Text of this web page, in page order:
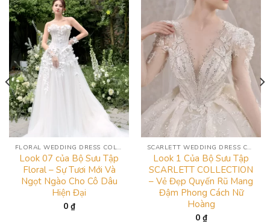
FLORAL WEDDING DRESS COLLECTION
Look 07 của Bộ Sưu Tập
Floral – Sự Tươi Mới Và
Ngọt Ngào Cho Cô Dâu
Hiện Đại
0 ₫
SCARLETT WEDDING DRESS COLLECTION
Look 1 Của Bộ Sưu Tập
SCARLETT COLLECTION
– Vẻ Đẹp Quyến Rũ Mang
Đậm Phong Cách Nữ
Hoàng
0 ₫